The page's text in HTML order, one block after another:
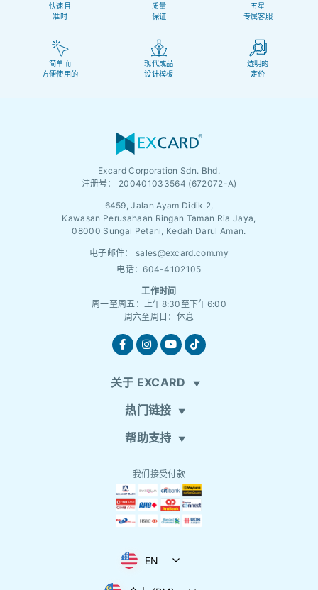
快速且
准时
质量
保证
五星
专属客服
简单而
方便使用的
现代成品
设计模板
透明的
定价
Excard Corporation Sdn. Bhd.
注册号： 200401033564 (672072-A)
6459, Jalan Ayam Didik 2,
Kawasan Perusahaan Ringan Taman Ria Jaya,
08000 Sungai Petani, Kedah Darul Aman.
电子邮件： sales@excard.com.my
电话：604-4102105
工作时间
周一至周五：上午8:30至下午6:00
周六至周日：休息
关于 EXCARD
热门链接
帮助支持
我们接受付款
EN